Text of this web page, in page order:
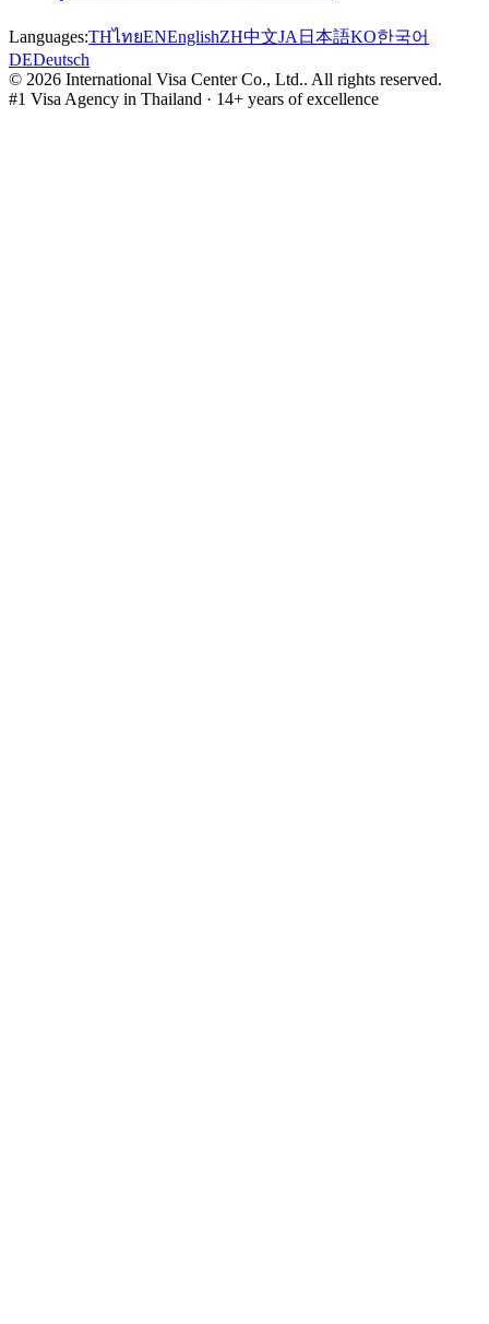
Languages:THไทยENEnglishZH中文JA 日本語KO한국어
DEDeutsch
© 2026 International Visa Center Co., Ltd.. All rights reserved.
#1 Visa Agency in Thailand · 14+ years of excellence